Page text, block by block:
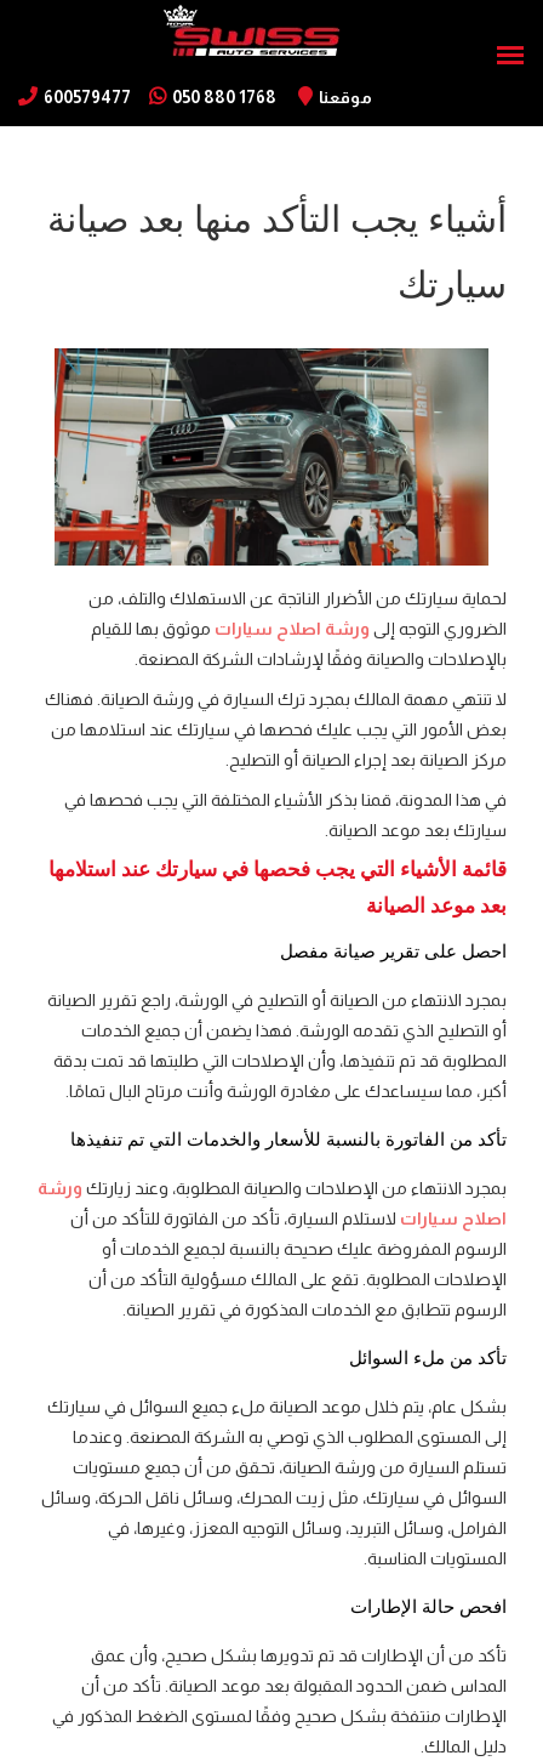
600579477 050 880 1768 موقعنا
أشياء يجب التأكد منها بعد صيانة
سيارتك
لحماية سيارتك من الأضرار الناتجة عن الاستهلاك والتلف، من
الضروري التوجه إلى ورشة اصلاح سيارات موثوق بها للقيام
بالإصلاحات والصيانة وفقًا لإرشادات الشركة المصنعة.
لا تنتهي مهمة المالك بمجرد ترك السيارة في ورشة الصيانة. فهناك
بعض الأمور التي يجب عليك فحصها في سيارتك عند استلامها من
مركز الصيانة بعد إجراء الصيانة أو التصليح.
في هذا المدونة، قمنا بذكر الأشياء المختلفة التي يجب فحصها في
سيارتك بعد موعد الصيانة.
قائمة الأشياء التي يجب فحصها في سيارتك عند استلامها
بعد موعد الصيانة
احصل على تقرير صيانة مفصل
بمجرد الانتهاء من الصيانة أو التصليح في الورشة، راجع تقرير الصيانة
أو التصليح الذي تقدمه الورشة. فهذا يضمن أن جميع الخدمات
المطلوبة قد تم تنفيذها، وأن الإصلاحات التي طلبتها قد تمت بدقة
أكبر، مما سيساعدك على مغادرة الورشة وأنت مرتاح البال تمامًا.
تأكد من الفاتورة بالنسبة للأسعار والخدمات التي تم تنفيذها
بمجرد الانتهاء من الإصلاحات والصيانة المطلوبة، وعند زيارتك ورشة
اصلاح سيارات لاستلام السيارة، تأكد من الفاتورة للتأكد من أن
الرسوم المفروضة عليك صحيحة بالنسبة لجميع الخدمات أو
الإصلاحات المطلوبة. تقع على المالك مسؤولية التأكد من أن
الرسوم تتطابق مع الخدمات المذكورة في تقرير الصيانة.
تأكد من ملء السوائل
بشكل عام، يتم خلال موعد الصيانة ملء جميع السوائل في سيارتك
إلى المستوى المطلوب الذي توصي به الشركة المصنعة. وعندما
تستلم السيارة من ورشة الصيانة، تحقق من أن جميع مستويات
السوائل في سيارتك، مثل زيت المحرك، وسائل ناقل الحركة، وسائل
الفرامل، وسائل التبريد، وسائل التوجيه المعزز، وغيرها، في
المستويات المناسبة.
افحص حالة الإطارات
تأكد من أن الإطارات قد تم تدويرها بشكل صحيح، وأن عمق
المداس ضمن الحدود المقبولة بعد موعد الصيانة. تأكد من أن
الإطارات منتفخة بشكل صحيح وفقًا لمستوى الضغط المذكور في
دليل المالك.